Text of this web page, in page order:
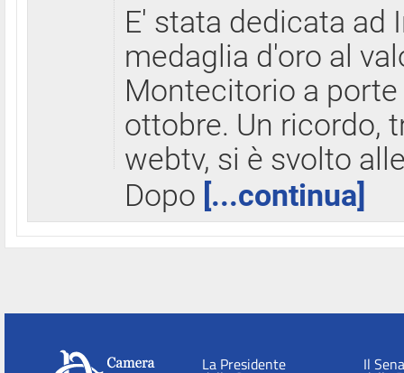
E' stata dedicata ad
medaglia d'oro al
Montecitorio a
ottobre. Un ricordo,
webtv, si è svolto
Dopo [...continua]
La Presidente Il